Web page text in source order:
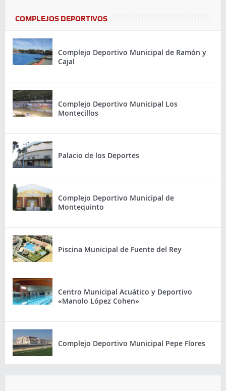
COMPLEJOS DEPORTIVOS
Complejo Deportivo Municipal de Ramón y
Cajal
Complejo Deportivo Municipal Los
Montecillos
Palacio de los Deportes
Complejo Deportivo Municipal de
Montequinto
Piscina Municipal de Fuente del Rey
Centro Municipal Acuático y Deportivo
«Manolo López Cohen»
Complejo Deportivo Municipal Pepe Flores